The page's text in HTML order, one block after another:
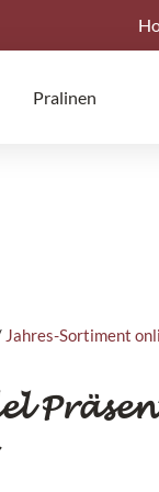
Pralinen
Jahres-Sortiment